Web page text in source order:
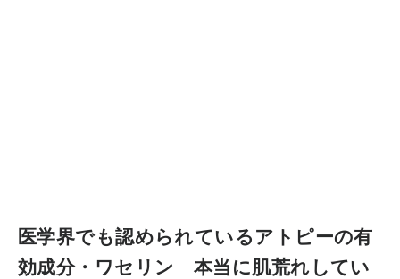
医学界でも認められているアトピーの有
効成分・ワセリン 本当に肌荒れしてい